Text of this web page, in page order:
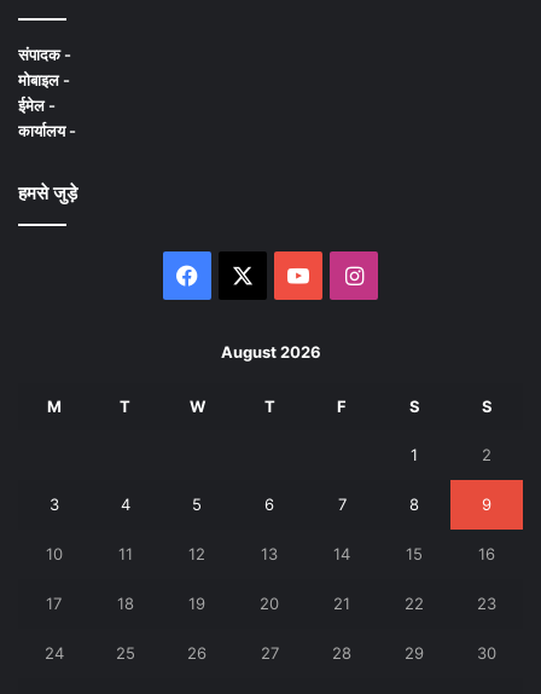
संपादक -
मोबाइल -
ईमेल -
कार्यालय -
हमसे जुड़े
Facebook YouTubeInstagram
August 2026
M T W T F S S
1 2
3 4 5 6 7 8 9
10 11 12 13 14 15 16
17 18 19 20 21 22 23
24 25 26 27 28 29 30